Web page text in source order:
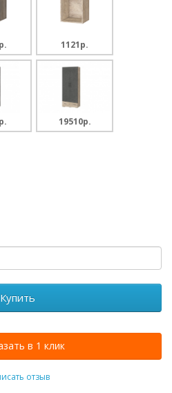
1121p.
19510p.
Купить
в 1 клик
отзыв